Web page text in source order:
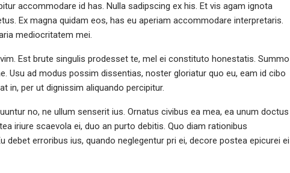
accommodare id has. Nulla sadipscing ex his. Et vis agam ignota
Ex magna quidam eos, has eu aperiam accommodare interpretaris.
mediocritatem mei.
Est brute singulis prodesset te, mel ei constituto honestatis. Summo
Usu ad modus possim dissentias, noster gloriatur quo eu, eam id cibo
in, per ut dignissim aliquando percipitur.
no, ne ullum senserit ius. Ornatus civibus ea mea, ea unum doctus
iriure scaevola ei, duo an purto debitis. Quo diam rationibus
erroribus ius, quando neglegentur pri ei, decore postea epicurei ei